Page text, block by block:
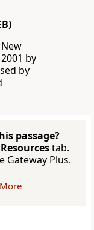
by
by
passage?
Resourcestab.
Gateway Plus.